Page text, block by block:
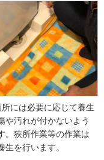
には必要に応じて養生
や汚れが付かないよう
。狭所作業等の作業は
生を行います。